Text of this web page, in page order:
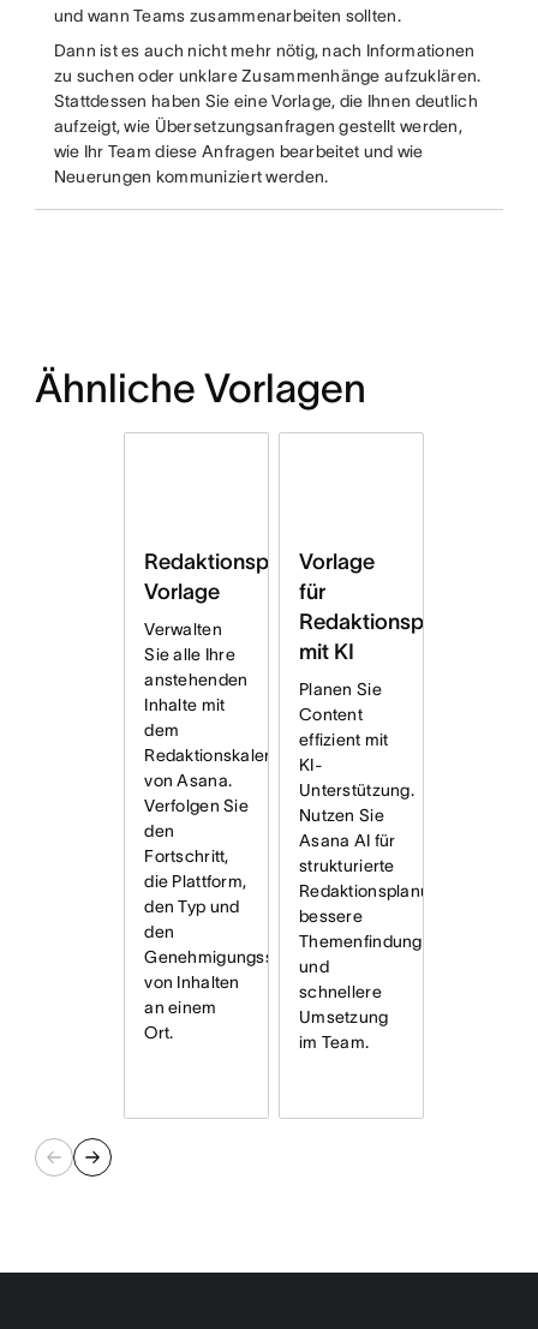
und wann Teams zusammenarbeiten sollten.
Dann ist es auch nicht mehr nötig, nach Informationen
zu suchen oder unklare Zusammenhänge aufzuklären.
Stattdessen haben Sie eine Vorlage, die Ihnen deutlich
aufzeigt, wie Übersetzungsanfragen gestellt werden,
wie Ihr Team diese Anfragen bearbeitet und wie
Neuerungen kommuniziert werden.
Ähnliche Vorlagen
Redaktionsplan
Vorlage
Verwalten
Sie alle Ihre
anstehenden
Inhalte mit
dem
Redaktionskalender
von Asana.
Verfolgen Sie
den
Fortschritt,
die Plattform,
den Typ und
den
Genehmigungsstatus
von Inhalten
an einem
Ort.
Vorlage
für
Redaktionsplan
mit KI
Planen Sie
Content
effizient mit
KI-
Unterstützung.
Nutzen Sie
Asana AI für
strukturierte
Redaktionsplanung,
bessere
Themenfindung
und
schnellere
Umsetzung
im Team.